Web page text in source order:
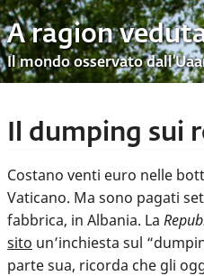
A ragion
Il mondo osservato
Il dumping sui
Costano venti euro nelle
Vaticano. Ma sono pagati
fabbrica, in Albania. La
sito un’inchiesta sul
parte sua, ricorda che gli